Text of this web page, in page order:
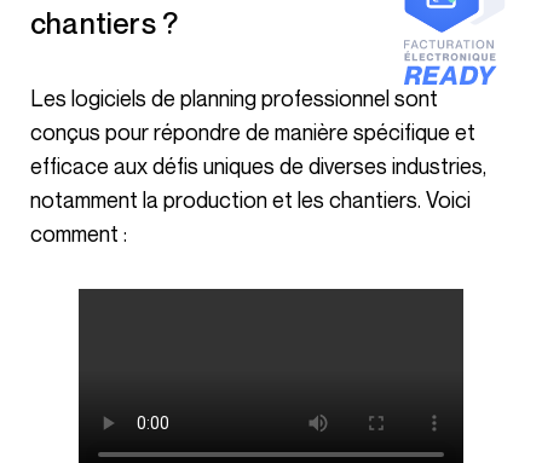
chantiers ?
Les logiciels de planning professionnel sont
conçus pour répondre de manière spécifique et
efficace aux défis uniques de diverses industries,
notamment la production et les chantiers. Voici
comment :